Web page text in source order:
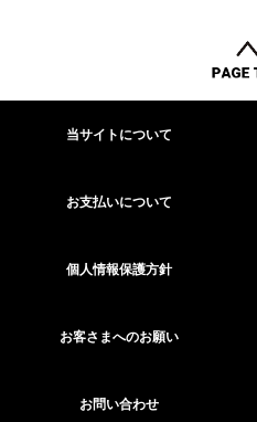
当サイトについて
お支払いについて
個人情報保護方針
お客さまへのお願い
お問い合わせ